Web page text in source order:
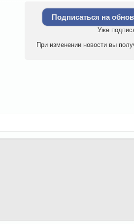
Подписаться на
Уже
При изменении новости вы